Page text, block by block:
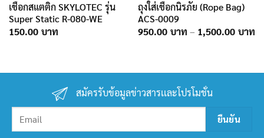
เชือกสแตติก SKYLOTEC รุ่น
Super Static R-080-WE
150.00
ถุงใส่เชือกนิรภัย (Rope Bag)
ACS-0009
950.00
– 1,500.00
สมัครรับข้อมูลข่าวสารเเละโปรโมชั่น